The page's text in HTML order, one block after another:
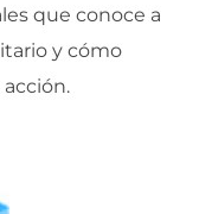
que conoce a
y cómo